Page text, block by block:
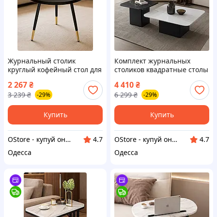
Журнальный столик
круглый кофейный стол для
гостиной кофейный столик
на трех ножках столик
поднос для дома
2 267₴
3 239 ₴ -29%
Купить
OStore - купуй онлайн!
4.7
Одесса
Комплект журнальных
столиков квадратные столы
для гостиной набор столов
в гостиную кофейный
столик лофт
4 410₴
6 299 ₴ -29%
Купить
OStore - купуй онлайн!
4.7
Одесса